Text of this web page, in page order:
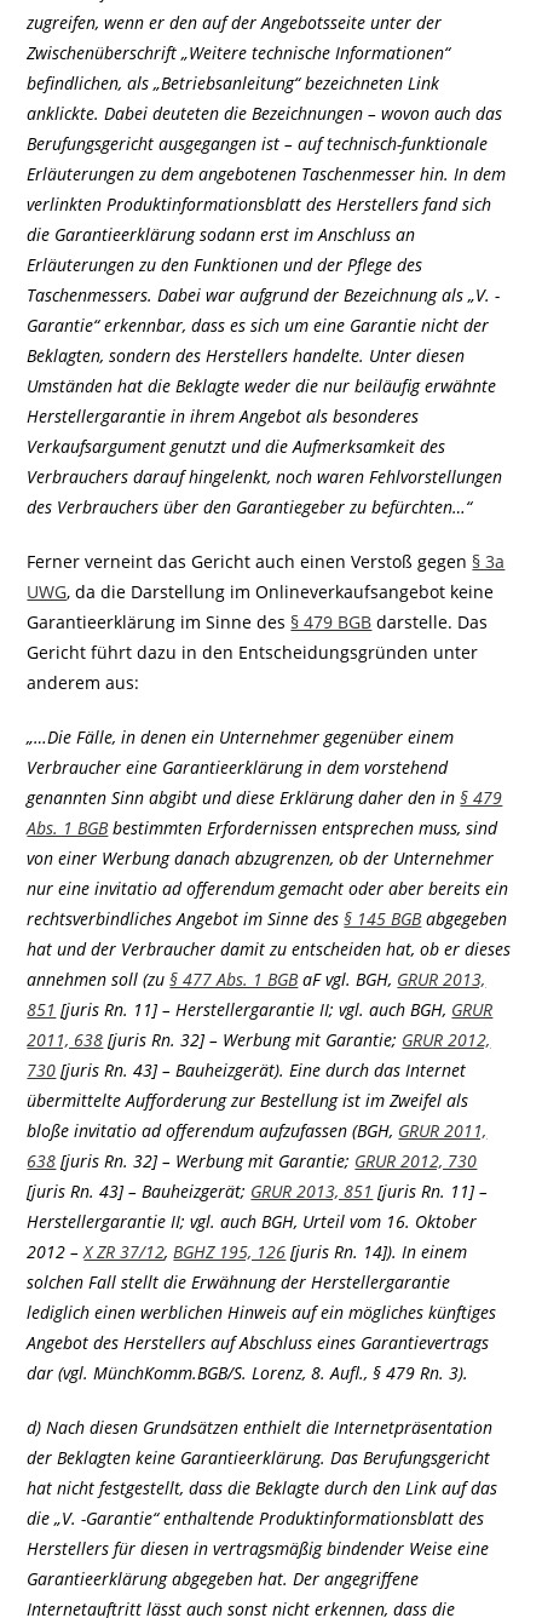
zugreifen, wenn er den auf der Angebotsseite unter der
Zwischenüberschrift „Weitere technische Informationen“
befindlichen, als „Betriebsanleitung“ bezeichneten Link
anklickte. Dabei deuteten die Bezeichnungen – wovon auch das
Berufungsgericht ausgegangen ist – auf technisch-funktionale
Erläuterungen zu dem angebotenen Taschenmesser hin. In dem
verlinkten Produktinformationsblatt des Herstellers fand sich
die Garantieerklärung sodann erst im Anschluss an
Erläuterungen zu den Funktionen und der Pflege des
Taschenmessers. Dabei war aufgrund der Bezeichnung als „V. -
Garantie“ erkennbar, dass es sich um eine Garantie nicht der
Beklagten, sondern des Herstellers handelte. Unter diesen
Umständen hat die Beklagte weder die nur beiläufig erwähnte
Herstellergarantie in ihrem Angebot als besonderes
Verkaufsargument genutzt und die Aufmerksamkeit des
Verbrauchers darauf hingelenkt, noch waren Fehlvorstellungen
des Verbrauchers über den Garantiegeber zu befürchten…“
Ferner verneint das Gericht auch einen Verstoß gegen § 3a
UWG, da die Darstellung im Onlineverkaufsangebot keine
Garantieerklärung im Sinne des § 479 BGB darstelle. Das
Gericht führt dazu in den Entscheidungsgründen unter
anderem aus:
„…Die Fälle, in denen ein Unternehmer gegenüber einem
Verbraucher eine Garantieerklärung in dem vorstehend
genannten Sinn abgibt und diese Erklärung daher den in§ 479
Abs. 1 BGBbestimmten Erfordernissen entsprechen muss, sind
von einer Werbung danach abzugrenzen, ob der Unternehmer
nur eine invitatio ad offerendum gemacht oder aber bereits ein
rechtsverbindliches Angebot im Sinne des§ 145 BGBabgegeben
hat und der Verbraucher damit zu entscheiden hat, ob er dieses
annehmen soll (zu§ 477 Abs. 1 BGBaF vgl. BGH, GRUR 2013,
851 [juris Rn. 11] – Herstellergarantie II; vgl. auch BGH, GRUR
2011, 638 [juris Rn. 32] – Werbung mit Garantie; GRUR 2012,
730 [juris Rn. 43] – Bauheizgerät). Eine durch das Internet
übermittelte Aufforderung zur Bestellung ist im Zweifel als
bloße invitatio ad offerendum aufzufassen (BGH, GRUR 2011,
638 [juris Rn. 32] – Werbung mit Garantie; GRUR 2012, 730
[juris Rn. 43] – Bauheizgerät; GRUR 2013, 851 [juris Rn. 11] –
Herstellergarantie II; vgl. auch BGH, Urteil vom 16. Oktober
2012 –X ZR 37/12,BGHZ 195, 126 [juris Rn. 14]). In einem
solchen Fall stellt die Erwähnung der Herstellergarantie
lediglich einen werblichen Hinweis auf ein mögliches künftiges
Angebot des Herstellers auf Abschluss eines Garantievertrags
dar (vgl. MünchKomm.BGB/S. Lorenz, 8. Aufl., § 479 Rn. 3).
d) Nach diesen Grundsätzen enthielt die Internetpräsentation
der Beklagten keine Garantieerklärung. Das Berufungsgericht
hat nicht festgestellt, dass die Beklagte durch den Link auf das
die „V. -Garantie“ enthaltende Produktinformationsblatt des
Herstellers für diesen in vertragsmäßig bindender Weise eine
Garantieerklärung abgegeben hat. Der angegriffene
Internetauftritt lässt auch sonst nicht erkennen, dass die